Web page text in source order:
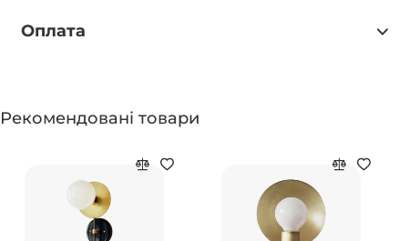
Оплата
Рекомендовані товари